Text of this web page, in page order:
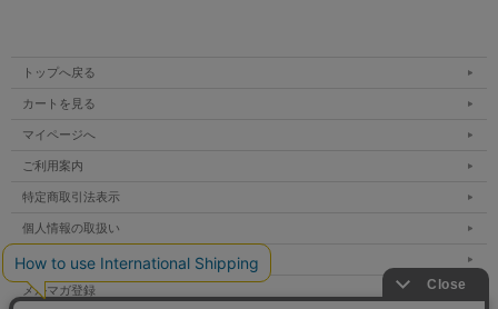
トップへ戻る
カートを見る
マイページへ
ご利用案内
特定商取引法表示
個人情報の取扱い
サイトマップ
メルマガ登録